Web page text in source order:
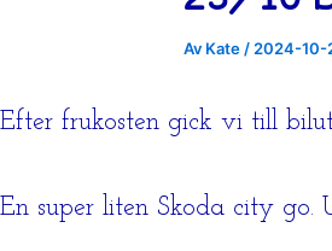
Av Kate / 2024-10-
Efter frukosten gick vi till
En super liten Skoda city go.